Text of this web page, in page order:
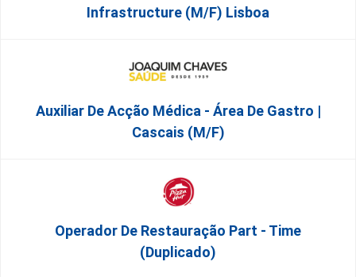
Infrastructure (m/f) Lisboa
Auxiliar De Acção Médica - Área De Gastro |
Cascais (M/F)
Operador De Restauração Part - Time
(Duplicado)